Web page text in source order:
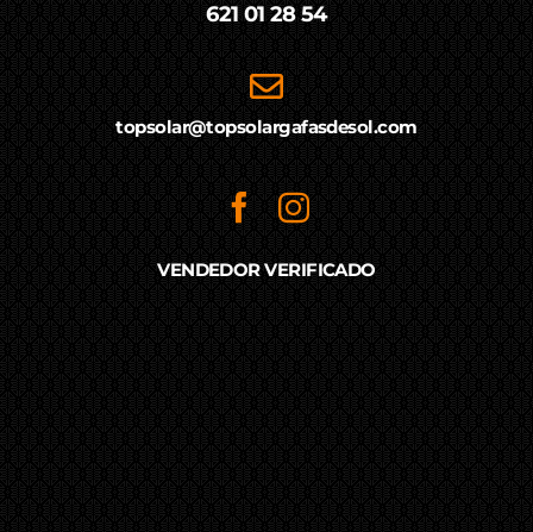
621 01 28 54
topsolar@topsolargafasdesol.com
VENDEDOR VERIFICADO